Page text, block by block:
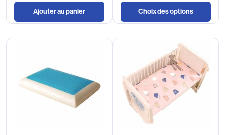
Ajouter au panier Choix des options